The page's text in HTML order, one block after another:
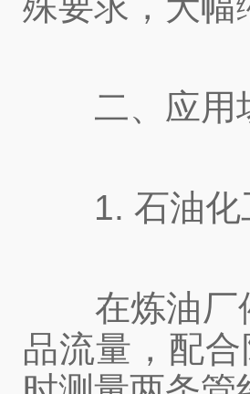
二、应用场
1. 石油化
在炼油厂催
品流量，配